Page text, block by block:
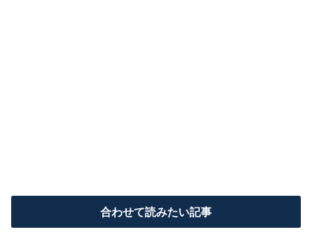
合わせて読みたい記事